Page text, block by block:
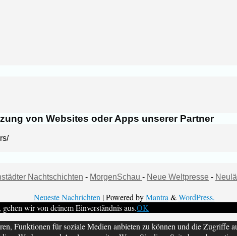
von Websites oder Apps unserer Partner
Nachtschichten - MorgenSchau - Neue Weltpresse -
Neueste Nachrichten | Powered byMantra &WordPress.
wir von deinem Einverständnis aus.OK
Funktionen für soziale Medien anbieten zu können und die Zugriffe